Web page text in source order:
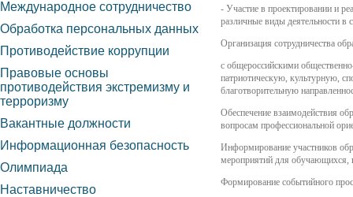
- Участие в проектировании и
различные виды деятельности в
Организация сотрудничества
с общероссийскими
патриотическую, культурную,
благотворительную
Обеспечение взаимодействия
вопросам профессиональной
Информирование участников
мероприятий для обучающихся,
Формирование событийного
Международное сотрудничество
Обработка персональных данных
Противодействие коррупции
Правовые основы
противодействия экстремизму и
терроризму
Вакантные должности
Информационная безопасность
Олимпиада
Наставничество